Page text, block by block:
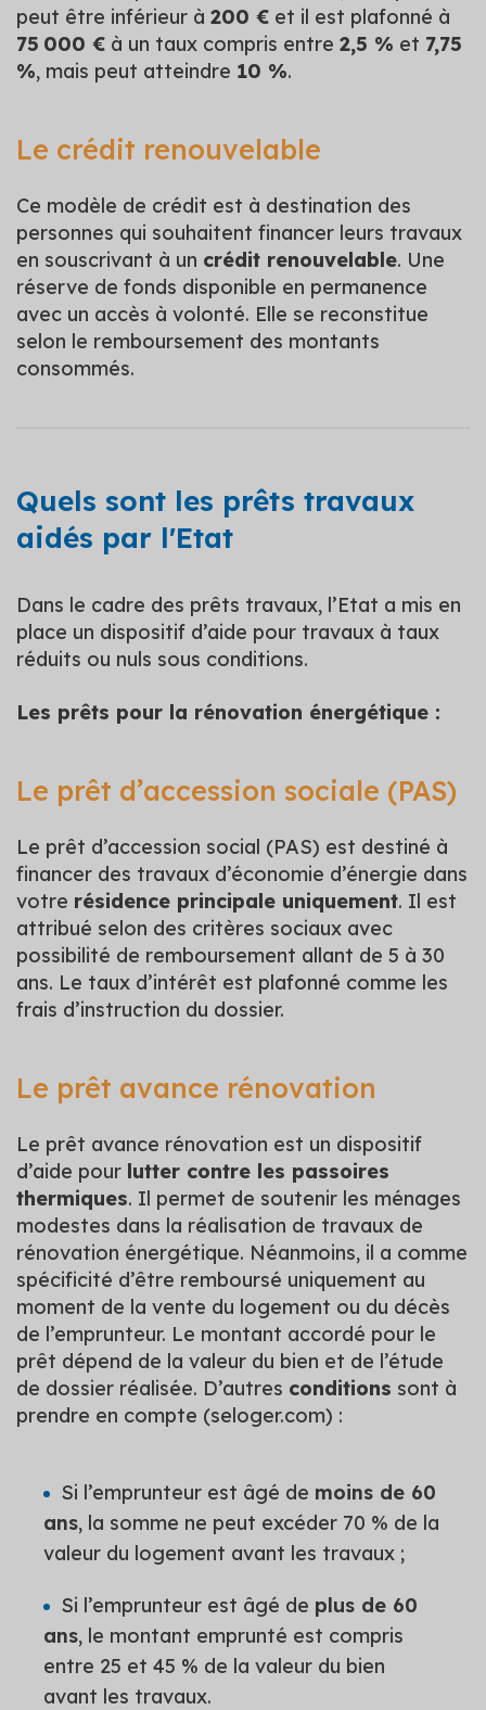
peut être inférieur à 200 € et il est plafonné à
75 000 € à un taux compris entre 2,5 % et 7,75
%, mais peut atteindre 10 %.
Le crédit renouvelable
Ce modèle de crédit est à destination des
personnes qui souhaitent financer leurs travaux
en souscrivant à un crédit renouvelable. Une
réserve de fonds disponible en permanence
avec un accès à volonté. Elle se reconstitue
selon le remboursement des montants
consommés.
Quels sont les prêts travaux
aidés par l'Etat
Dans le cadre des prêts travaux, l’Etat a mis en
place un dispositif d’aide pour travaux à taux
réduits ou nuls sous conditions.
Les prêts pour la rénovation énergétique :
Le prêt d’accession sociale (PAS)
Le prêt d’accession social (PAS) est destiné à
financer des travaux d’économie d’énergie dans
votre résidence principale uniquement. Il est
attribué selon des critères sociaux avec
possibilité de remboursement allant de 5 à 30
ans. Le taux d’intérêt est plafonné comme les
frais d’instruction du dossier.
Le prêt avance rénovation
Le prêt avance rénovation est un dispositif
d’aide pour lutter contre les passoires
thermiques. Il permet de soutenir les ménages
modestes dans la réalisation de travaux de
rénovation énergétique. Néanmoins, il a comme
spécificité d’être remboursé uniquement au
moment de la vente du logement ou du décès
de l’emprunteur. Le montant accordé pour le
prêt dépend de la valeur du bien et de l’étude
de dossier réalisée. D’autres conditions sont à
prendre en compte (seloger.com) :
Si l’emprunteur est âgé de moins de 60
ans, la somme ne peut excéder 70 % de la
valeur du logement avant les travaux ;
Si l’emprunteur est âgé de plus de 60
ans, le montant emprunté est compris
entre 25 et 45 % de la valeur du bien
avant les travaux.